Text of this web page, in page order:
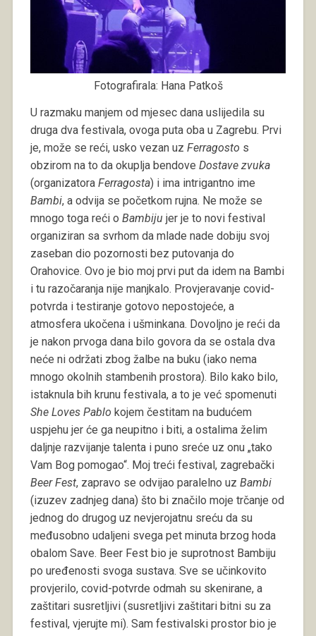
Fotografirala: Hana Patkoš
U razmaku manjem od mjesec dana uslijedila su
druga dva festivala, ovoga puta oba u Zagrebu. Prvi
je, može se reći, usko vezan uz Ferragosto s
obzirom na to da okuplja bendove Dostave zvuka
(organizatora Ferragosta) i ima intrigantno ime
Bambi, a odvija se početkom rujna. Ne može se
mnogo toga reći o Bambiju jer je to novi festival
organiziran sa svrhom da mlade nade dobiju svoj
zaseban dio pozornosti bez putovanja do
Orahovice. Ovo je bio moj prvi put da idem na Bambi
i tu razočaranja nije manjkalo. Provjeravanje covid-
potvrda i testiranje gotovo nepostojeće, a
atmosfera ukočena i ušminkana. Dovoljno je reći da
je nakon prvoga dana bilo govora da se ostala dva
neće ni održati zbog žalbe na buku (iako nema
mnogo okolnih stambenih prostora). Bilo kako bilo,
istaknula bih krunu festivala, a to je već spomenuti
She Loves Pablo kojem čestitam na budućem
uspjehu jer će ga neupitno i biti, a ostalima želim
daljnje razvijanje talenta i puno sreće uz onu „tako
Vam Bog pomogao“. Moj treći festival, zagrebački
Beer Fest, zapravo se odvijao paralelno uz Bambi
(izuzev zadnjeg dana) što bi značilo moje trčanje od
jednog do drugog uz nevjerojatnu sreću da su
međusobno udaljeni svega pet minuta brzog hoda
obalom Save. Beer Fest bio je suprotnost Bambiju
po uređenosti svoga sustava. Sve se učinkovito
provjerilo, covid-potvrde odmah su skenirane, a
zaštitari susretljivi (susretljivi zaštitari bitni su za
festival, vjerujte mi). Sam festivalski prostor bio je